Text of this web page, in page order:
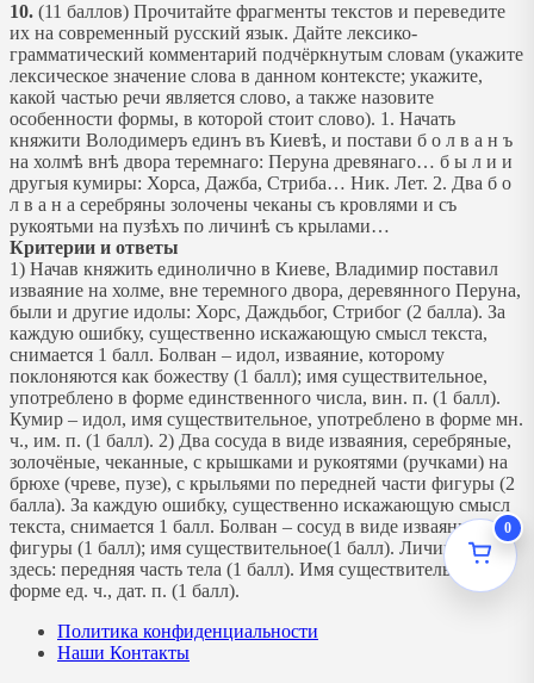
10. (11 баллов) Прочитайте фрагменты текстов и переведите
их на современный русский язык. Дайте лексико-
грамматический комментарий подчёркнутым словам (укажите
лексическое значение слова в данном контексте; укажите,
какой частью речи является слово, а также назовите
особенности формы, в которой стоит слово). 1. Начать
княжити Володимеръ единъ въ Киевѣ, и постави б о л в а н ъ
на холмѣ внѣ двора теремнаго: Перуна древянаго… б ы л и и
другыя кумиры: Хорса, Дажба, Стриба… Ник. Лет. 2. Два б о
л в а н а серебряны золочены чеканы съ кровлями и съ
рукоятьми на пузѣхъ по личинѣ съ крылами…
Критерии и ответы
1) Начав княжить единолично в Киеве, Владимир поставил
изваяние на холме, вне теремного двора, деревянного Перуна,
были и другие идолы: Хорс, Даждьбог, Стрибог (2 балла). За
каждую ошибку, существенно искажающую смысл текста,
снимается 1 балл. Болван – идол, изваяние, которому
поклоняются как божеству (1 балл); имя существительное,
употреблено в форме единственного числа, вин. п. (1 балл).
Кумир – идол, имя существительное, употреблено в форме мн.
ч., им. п. (1 балл). 2) Два сосуда в виде изваяния, серебряные,
золочёные, чеканные, с крышками и рукоятями (ручками) на
брюхе (чреве, пузе), с крыльями по передней части фигуры (2
балла). За каждую ошибку, существенно искажающую смысл
текста, снимается 1 балл. Болван – сосуд в виде изваяния,
фигуры (1 балл); имя существительное(1 балл). Личина –
здесь: передняя часть тела (1 балл). Имя существительное в
форме ед. ч., дат. п. (1 балл).
Политика конфиденциальности
Наши Контакты
0